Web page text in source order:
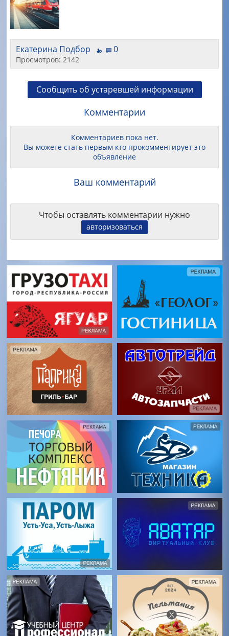
Екатерина Подбор 0
Просмотров: 2142
Сообщить об устаревшей информации
Комментарии
Комментариев пока нет.
Вы можете стать первым кто прокомментирует это
объявление
Ваш комментарий
Чтобы оставлять комментарии нужно
авторизоваться